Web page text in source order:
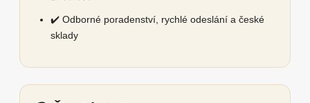
✔️ Odborné poradenství, rychlé odeslání a české
sklady